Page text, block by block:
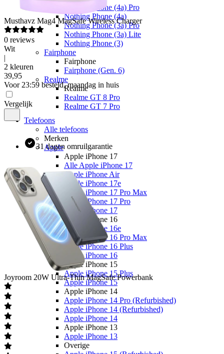
Nothing Phone (4a) Pro
Nothing Phone (4a)
Nothing Phone (3a) Pro
Nothing Phone (3a) Lite
Nothing Phone (3)
Fairphone
Fairphone
Fairphone (Gen. 6)
Realme
Realme
Realme GT 8 Pro
Realme GT 7 Pro
Telefoons
Alle telefoons
Merken
Apple
Apple iPhone 17
Alle Apple iPhone 17
Apple iPhone Air
Apple iPhone 17e
Apple iPhone 17 Pro Max
Apple iPhone 17 Pro
Apple iPhone 17
Apple iPhone 16
Apple iPhone 16e
Apple iPhone 16 Pro Max
Apple iPhone 16 Plus
Apple iPhone 16
Apple iPhone 15
Apple iPhone 15 Plus
Apple iPhone 15
Apple iPhone 14
Apple iPhone 14 Pro (Refurbished)
Apple iPhone 14 (Refurbished)
Apple iPhone 14
Apple iPhone 13
Apple iPhone 13
Overige
Musthavz Mag4 MagSafe Wireless Charger
0 reviews
Wit
|
2 kleuren
39,95
Voor 23:59 besteld, maandag in huis
Vergelijk
31 dagen omruilgarantie
Joyroom 20W Ultra-Thin MagSafe Powerbank